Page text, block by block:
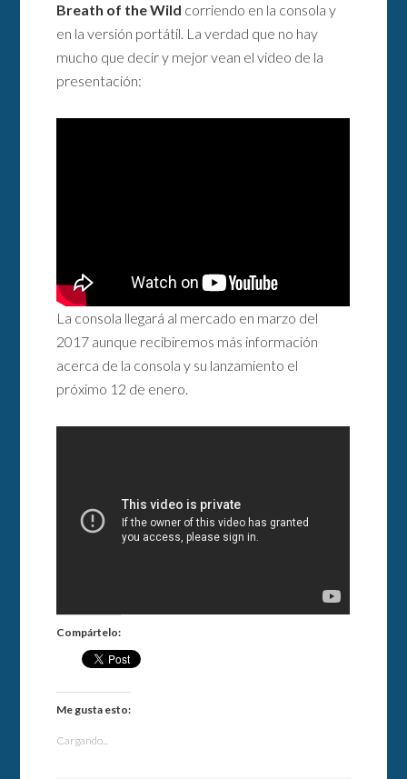
Breath of the Wild corriendo en la consola y
en la versión portátil. La verdad que no hay
mucho que decir y mejor vean el video de la
presentación:
La consola llegará al mercado en marzo del
2017 aunque recibiremos más información
acerca de la consola y su lanzamiento el
próximo 12 de enero.
Compártelo:
Me gusta esto:
Cargando...